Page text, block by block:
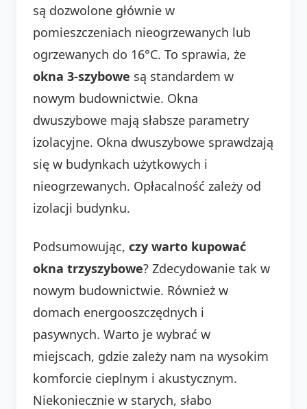
są dozwolone głównie w
pomieszczeniach nieogrzewanych lub
ogrzewanych do 16°C. To sprawia, że
okna 3-szybowe są standardem w
nowym budownictwie. Okna
dwuszybowe mają słabsze parametry
izolacyjne. Okna dwuszybowe sprawdzają
się w budynkach użytkowych i
nieogrzewanych. Opłacalność zależy od
izolacji budynku.
Podsumowując, czy warto kupować
okna trzyszybowe? Zdecydowanie tak w
nowym budownictwie. Również w
domach energooszczędnych i
pasywnych. Warto je wybrać w
miejscach, gdzie zależy nam na wysokim
komforcie cieplnym i akustycznym.
Niekoniecznie w starych, słabo